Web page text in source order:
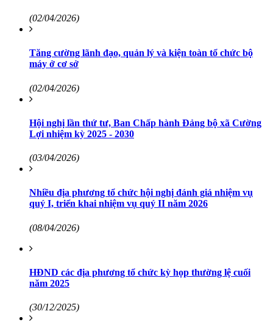
(02/04/2026)
Tăng cường lãnh đạo, quản lý và kiện toàn tổ chức bộ
máy ở cơ sở
(02/04/2026)
Hội nghị lần thứ tư, Ban Chấp hành Đảng bộ xã Cường
Lợi nhiệm kỳ 2025 - 2030
(03/04/2026)
Nhiều địa phương tổ chức hội nghị đánh giá nhiệm vụ
quý I, triển khai nhiệm vụ quý II năm 2026
(08/04/2026)
HĐND các địa phương tổ chức kỳ họp thường lệ cuối
năm 2025
(30/12/2025)